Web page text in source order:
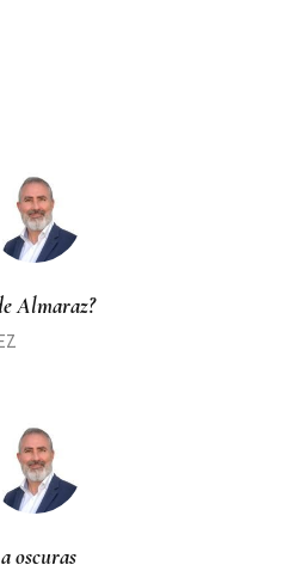
Almaraz?
oscuras